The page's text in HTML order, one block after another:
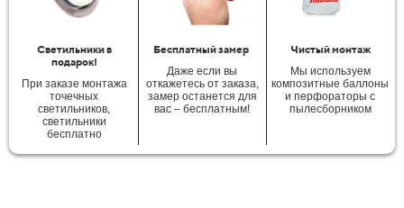
Светильники в
подарок!
При заказе монтажа
точечных
светильников,
светильники
бесплатно
Бесплатный замер
Даже если вы
откажетесь от заказа,
замер останется для
вас – бесплатным!
Чистый монтаж
Мы используем
композитные баллоны
и перфораторы с
пылесборником